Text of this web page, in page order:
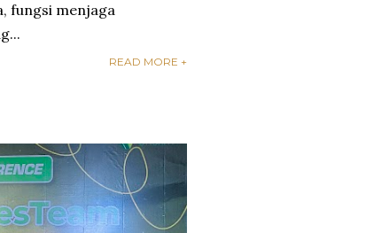
fungsi menjaga
READ MORE +